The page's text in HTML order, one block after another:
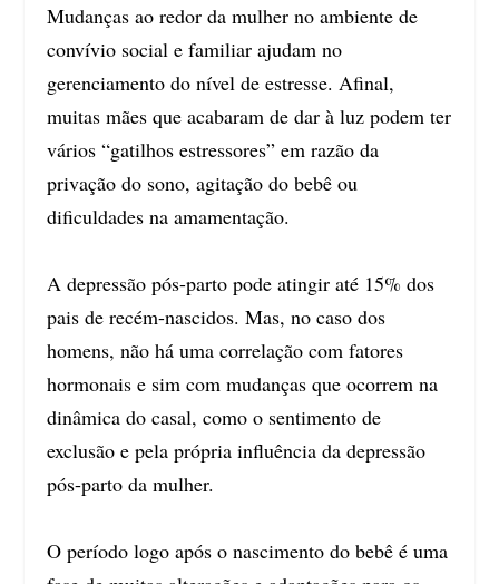
Mudanças ao redor da mulher no ambiente de
convívio social e familiar ajudam no
gerenciamento do nível de estresse. Afinal,
muitas mães que acabaram de dar à luz podem ter
vários “gatilhos estressores” em razão da
privação do sono, agitação do bebê ou
dificuldades na amamentação.
A depressão pós-parto pode atingir até 15% dos
pais de recém-nascidos. Mas, no caso dos
homens, não há uma correlação com fatores
hormonais e sim com mudanças que ocorrem na
dinâmica do casal, como o sentimento de
exclusão e pela própria influência da depressão
pós-parto da mulher.
O período logo após o nascimento do bebê é uma